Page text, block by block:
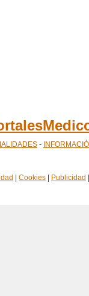
-
Cookies Publicidad